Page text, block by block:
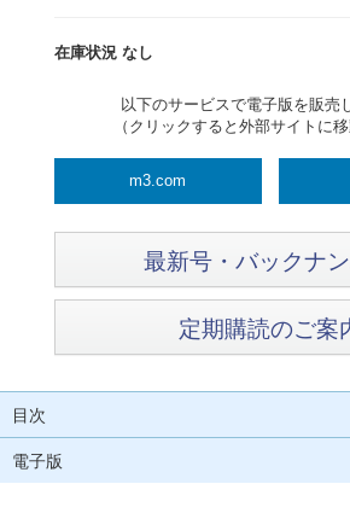
在庫状況 なし
以下のサービスで電子版を販売
（クリックすると外部サイトに移
m3.com
最新号・バックナ
定期購読のご案
目次
電子版